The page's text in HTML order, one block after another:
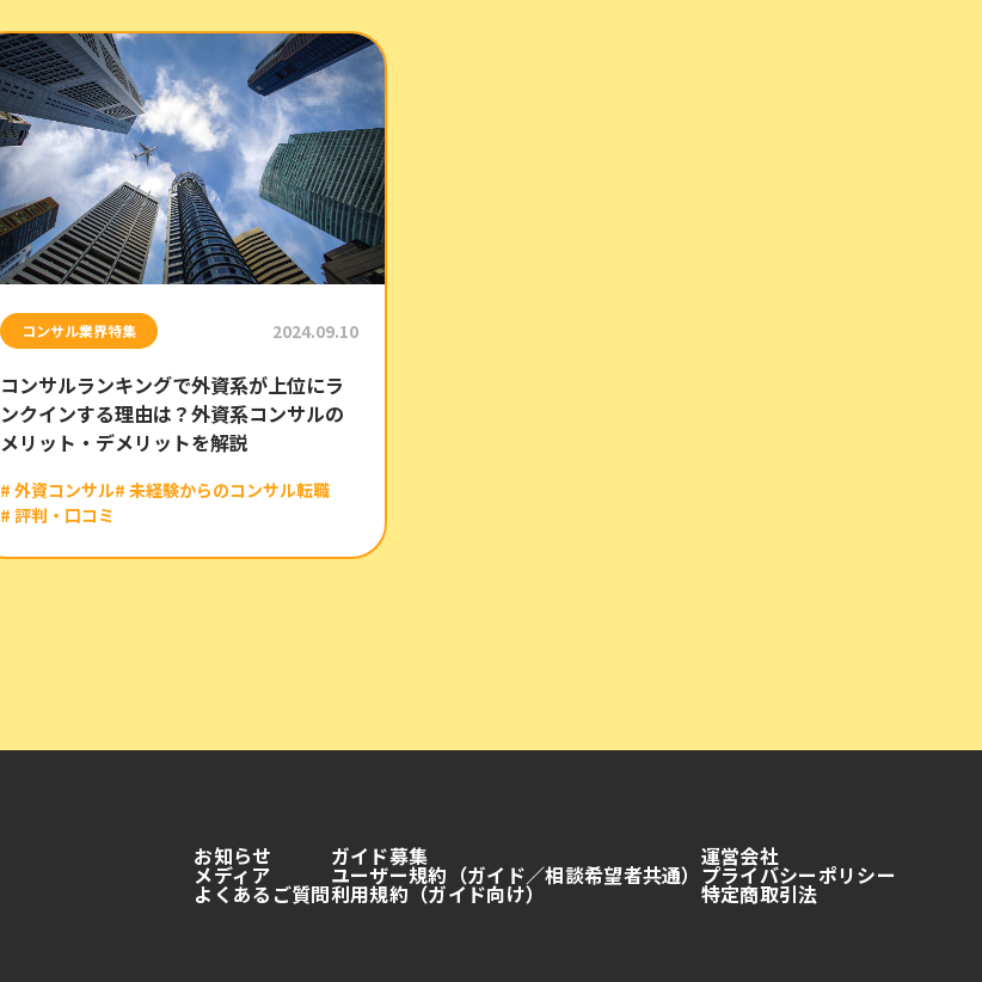
コンサル業界特集 2024.09.10
コンサルランキングで外資系が上位にラ
ンクインする理由は？外資系コンサルの
メリット・デメリットを解説
# 外資コンサル# 未経験からのコンサル転職
# 評判・口コミ
お知らせ
メディア
よくあるご質問
ガイド募集
ユーザー規約（ガイド／相談希望者共通）
利用規約（ガイド向け）
運営会社
プライバシーポリシー
特定商取引法